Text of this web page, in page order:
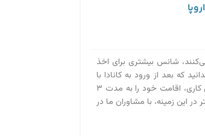
شانس بیشتری برای اخذ
که بعد از ورود به کانادا با
ویزای توریستی هم می‌توانید با اخذ ویزای کاری، اقامت خود را به مدت ۳
این زمینه، با مشاوران ما در